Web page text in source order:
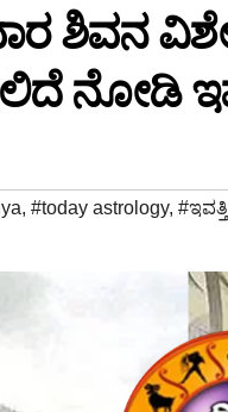
ಶಿವನ
ನೋಡಿ
, #today astrology,